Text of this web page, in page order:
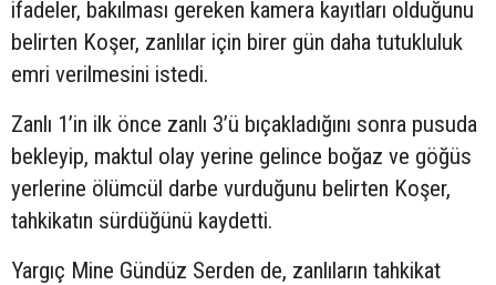
ifadeler, bakılması gereken kamera kayıtları olduğunu
belirten Koşer, zanlılar için birer gün daha tutukluluk
emri verilmesini istedi.
Zanlı 1’in ilk önce zanlı 3’ü bıçakladığını sonra pusuda
bekleyip, maktul olay yerine gelince boğaz ve göğüs
yerlerine ölümcül darbe vurduğunu belirten Koşer,
tahkikatın sürdüğünü kaydetti.
Yargıç Mine Gündüz Serden de, zanlıların tahkikat